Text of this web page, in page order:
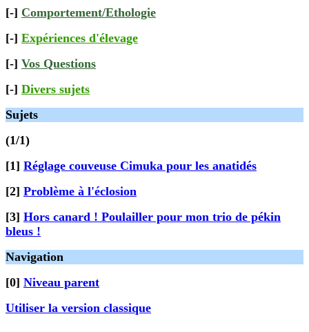
[-] Comportement/Ethologie
[-] Expériences d'élevage
[-] Vos Questions
[-] Divers sujets
Sujets
(1/1)
[1] Réglage couveuse Cimuka pour les anatidés
[2] Problème à l'éclosion
[3] Hors canard ! Poulailler pour mon trio de pékin
bleus !
Navigation
[0] Niveau parent
Utiliser la version classique